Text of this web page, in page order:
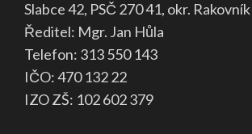
Slabce 42, PSČ 270 41, okr. Rakovník
Ředitel: Mgr. Jan Hůla
Telefon: 313 550 143
IČO: 470 132 22
IZO ZŠ: 102 602 379